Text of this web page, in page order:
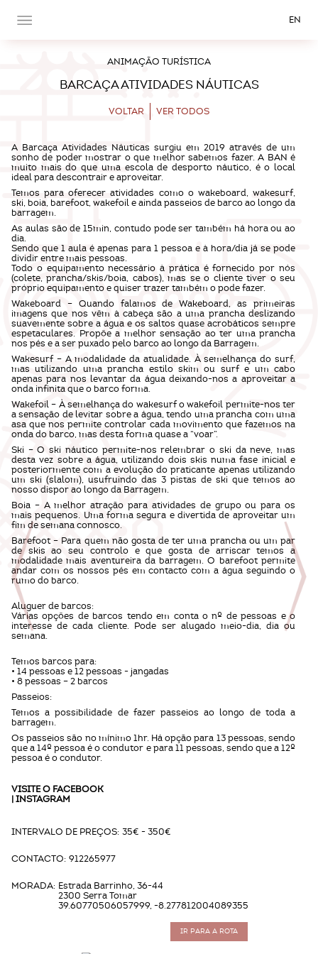
EN
ANIMAÇÃO TURÍSTICA
BARCAÇA ATIVIDADES NÁUTICAS
VOLTAR VER TODOS
A Barcaça Atividades Náuticas surgiu em 2019 através de um
sonho de poder mostrar o que melhor sabemos fazer. A BAN é
muito mais do que uma escola de desporto náutico, é o local
ideal para descontrair e aproveitar.
Temos para oferecer atividades como o wakeboard, wakesurf,
ski, boia, barefoot, wakefoil e ainda passeios de barco ao longo da
barragem.
As aulas são de 15min, contudo pode ser também há hora ou ao
dia.
Sendo que 1 aula é apenas para 1 pessoa e à hora/dia já se pode
dividir entre mais pessoas.
Todo o equipamento necessário à prática é fornecido por nós
(colete, prancha/skis/boia, cabos), mas se o cliente tiver o seu
próprio equipamento e quiser trazer também o pode fazer.
Wakeboard – Quando falamos de Wakeboard, as primeiras
imagens que nos vêm à cabeça são a uma prancha deslizando
suavemente sobre a água e os saltos quase acrobáticos sempre
espetaculares. Propõe a melhor sensação ao ter uma prancha
nos pés e a ser puxado pelo barco ao longo da Barragem.
Wakesurf – A modalidade da atualidade. À semelhança do surf,
mas utilizando uma prancha estilo skim ou surf e um cabo
apenas para nos levantar da água deixando-nos a aproveitar a
onda infinita que o barco forma.
Wakefoil – À semelhança do wakesurf o wakefoil permite-nos ter
a sensação de levitar sobre a água, tendo uma prancha com uma
asa que nos permite controlar cada movimento que fazemos na
onda do barco, mas desta forma quase a “voar”.
Ski – O ski náutico permite-nos relembrar o ski da neve, mas
desta vez sobre a água, utilizando dois skis numa fase inicial e
posteriormente com a evolução do praticante apenas utilizando
um ski (slalom), usufruindo das 3 pistas de ski que temos ao
nosso dispor ao longo da Barragem.
Boia – A melhor atração para atividades de grupo ou para os
mais pequenos. Uma forma segura e divertida de aproveitar um
fim de semana connosco.
Barefoot – Para quem não gosta de ter uma prancha ou um par
de skis ao seu controlo e que gosta de arriscar temos a
modalidade mais aventureira da barragem. O barefoot permite
andar com os nossos pés em contacto com a água seguindo o
rumo do barco.
Aluguer de barcos:
Várias opções de barcos tendo em conta o nº de pessoas e o
interesse de cada cliente. Pode ser alugado meio-dia, dia ou
semana.
Temos barcos para:
• 14 pessoas e 12 pessoas - jangadas
• 8 pessoas – 2 barcos
Passeios:
Temos a possibilidade de fazer passeios ao longo de toda a
barragem.
Os passeios são no mínimo 1hr. Há opção para 13 pessoas, sendo
que a 14º pessoa é o condutor e para 11 pessoas, sendo que a 12º
pessoa é o condutor.
VISITE O FACEBOOK
|INSTAGRAM
INTERVALO DE PREÇOS: 35€ - 350€
CONTACTO: 912265977
MORADA: Estrada Barrinho, 36-44
2300 Serra Tomar
39.60770506057999, -8.277812004089355
IR PARA A ROTA